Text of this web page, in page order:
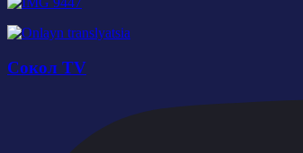
Сокол TV